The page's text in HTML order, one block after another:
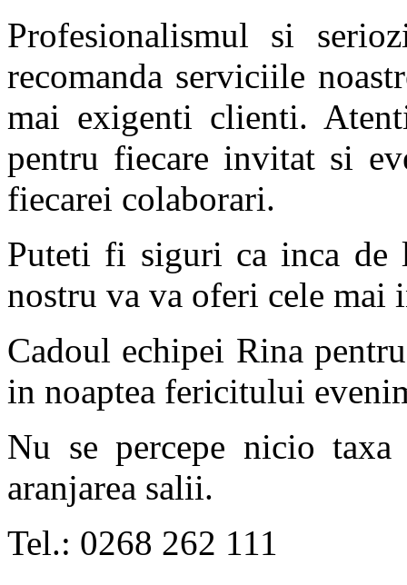
Profesionalismul si
recomanda serviciile
mai exigenti clienti.
pentru fiecare invitat si
fiecarei colaborari.
Puteti fi siguri ca inca de
nostru va va oferi cele mai
Cadoul echipei Rina
in noaptea fericitului
Nu se percepe nicio
aranjarea salii.
Tel.: 0268 262 111